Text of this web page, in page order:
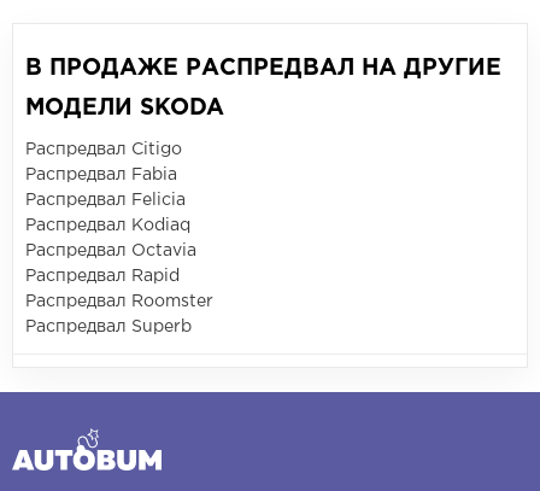
В ПРОДАЖЕ РАСПРЕДВАЛ НА ДРУГИЕ
МОДЕЛИ SKODA
Распредвал Citigo
Распредвал Fabia
Распредвал Felicia
Распредвал Kodiaq
Распредвал Octavia
Распредвал Rapid
Распредвал Roomster
Распредвал Superb